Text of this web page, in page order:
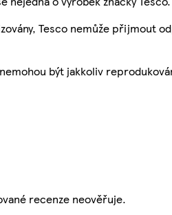
Tesco nemůže přijmout
být jakkoliv
recenze neověřuje.